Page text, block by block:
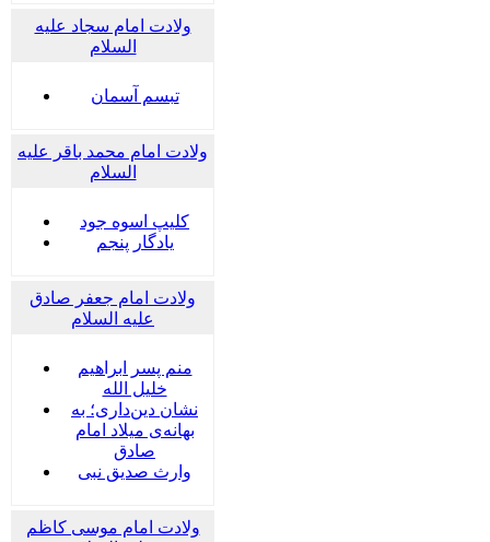
ولادت امام سجاد علیه
السلام
تبسم آسمان
ولادت امام محمد باقر علیه
السلام
کلیپ اسوه جود
یادگار پنجم
ولادت امام جعفر صادق
علیه السلام
منم پسر ابراهیم
خلیل الله
نشان دین‌داری؛ به
بهانه‌ی میلاد امام
صادق
وارث صدیق نبی
ولادت امام موسی کاظم